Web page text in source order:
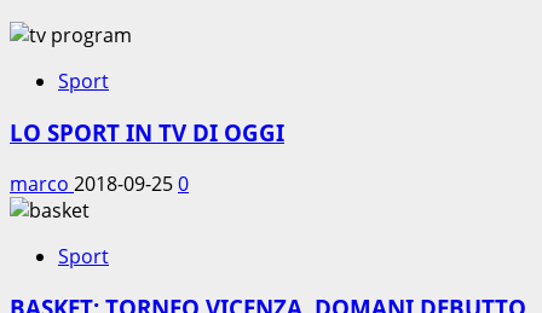
Sport
LO SPORT IN TV DI OGGI
marco 2018-09-250
Sport